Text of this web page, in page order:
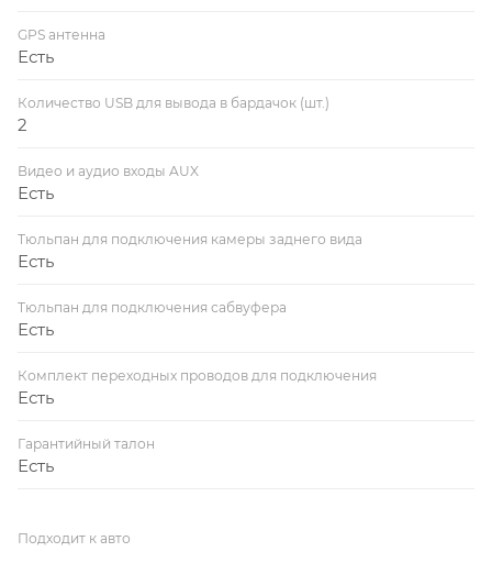
GPS антенна
Есть
Количество USB для вывода в бардачок (шт.)
2
Видео и аудио входы AUX
Есть
Тюльпан для подключения камеры заднего вида
Есть
Тюльпан для подключения сабвуфера
Есть
Комплект переходных проводов для подключения
Есть
Гарантийный талон
Есть
Подходит к авто